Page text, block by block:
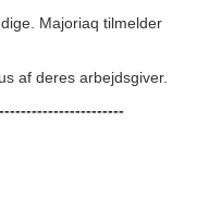
Majoriaq tilmelder
af deres arbejdsgiver.